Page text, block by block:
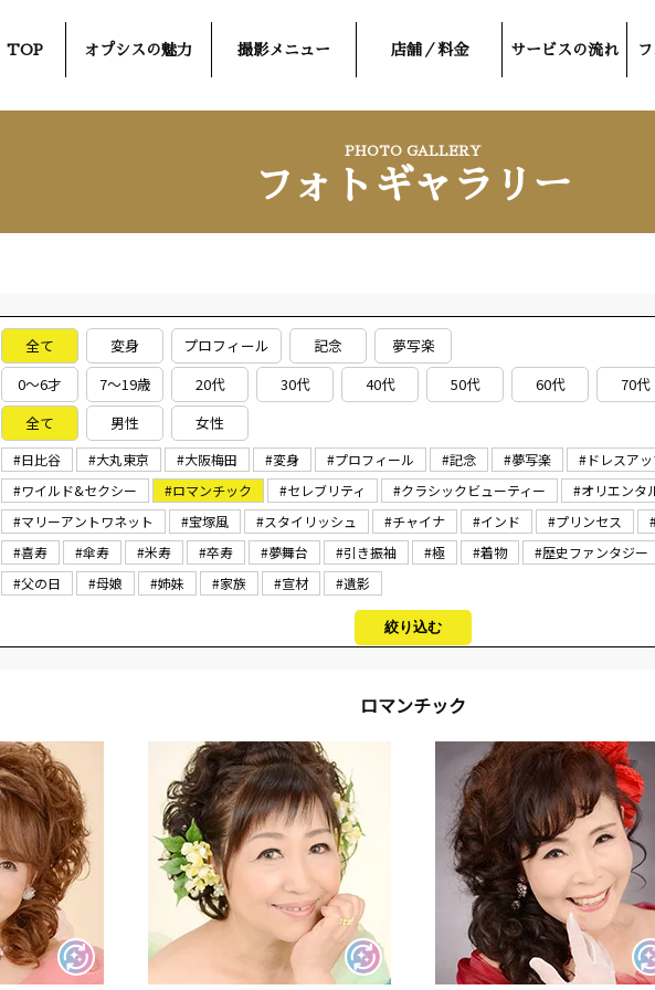
TOP オプシスの魅力 撮影メニュー 店舗／料金 サービスの流れ
PHOTO GALLERY
フォトギャラリー
全て 変身 プロフィール 記念 夢写楽
0～6才 7～19歳 20代 30代 40代 50代 60代 70代
全て 男性 女性
#日比谷 #大丸東京 #大阪梅田 #変身 #プロフィール #記念 #夢写楽 #ドレスア
#ワイルド&セクシー
#ロマンチック #セレブリティ #クラシックビューティー #オリエンタ
#マリーアントワネット
#宝塚風 #スタイリッシュ #チャイナ #インド #プリンセス
#喜寿
#傘寿 #米寿 #卒寿 #夢舞台 #引き振袖 #極 #着物 #歴史ファンタジー
#父の日
#母娘 #姉妹 #家族 #宣材 #遺影
絞り込む
ロマンチック